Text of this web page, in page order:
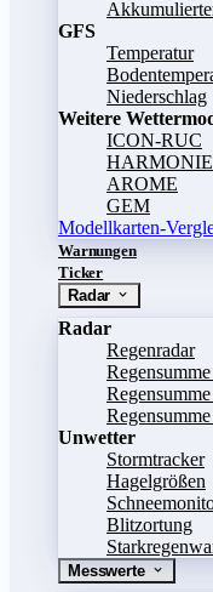
GFS
Temperatur
Niederschlag
Weitere
ICON-RUC
HARMONIE
AROME
GEM
Modellkarten-
Warnungen
Ticker
Radar
Radar
Regenradar
Unwetter
Stormtracker
Hagelgrößen
Blitzortung
Messwerte